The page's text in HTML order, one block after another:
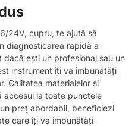
24V, cupru, te ajută să
diagnosticarea rapidă a
ești un profesional sau un
instrument îți va îmbunătăți
Calitatea materialelor și
accesul la toate punctele
preț abordabil, beneficiezi
care îți va îmbunătăți